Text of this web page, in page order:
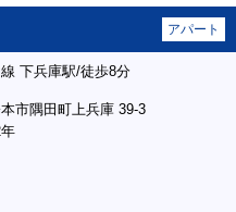
アパート
線 下兵庫駅/徒歩8分
市隅田町上兵庫 39-3